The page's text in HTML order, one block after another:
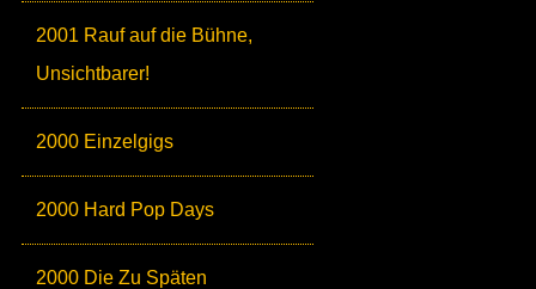
2001 Rauf auf die Bühne,
Unsichtbarer!
2000 Einzelgigs
2000 Hard Pop Days
2000 Die Zu Späten